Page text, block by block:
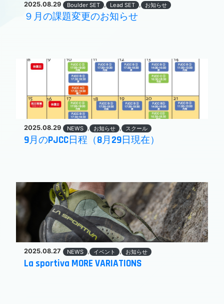
2025.08.29 Boulder SET , Lead SET , お知らせ
９月の課題変更のお知らせ
2025.08.29 NEWS , お知らせ , スクール
9月のPJCC日程（8月29日現在）
2025.08.27 NEWS , イベント , お知らせ
La sportiva MORE VARIATIONS